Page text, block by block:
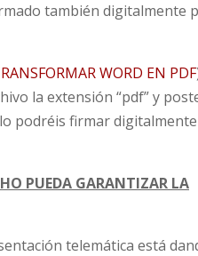
también digitalmente
WORD EN PDF
la extensión “pdf” y
podréis firmar
PUEDA GARANTIZAR LA
telemática está